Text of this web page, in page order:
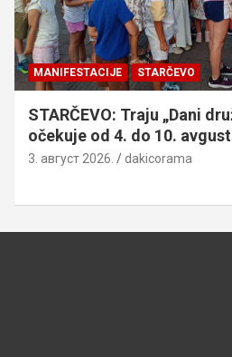
MANIFESTACIJE STARČEVO
STARČEVO: Traju „Dani
očekuje od 4. do 10.
3. август 2026. dakicorama